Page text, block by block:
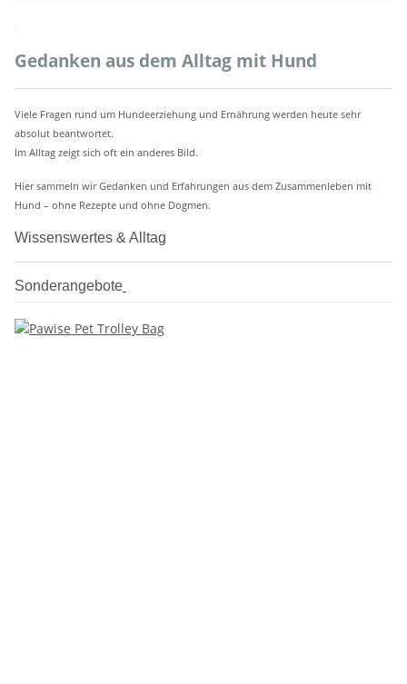
Gedanken aus dem Alltag mit Hund
Viele Fragen rund um Hundeerziehung und Ernährung werden heute sehr
absolut beantwortet.
Im Alltag zeigt sich oft ein anderes Bild.
Hier sammeln wir Gedanken und Erfahrungen aus dem Zusammenleben mit
Hund – ohne Rezepte und ohne Dogmen.
Wissenswertes & Alltag
Sonderangebote